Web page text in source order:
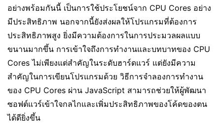
อย่างพร้อมกันนี้ เป็นการใช้ประโยชน์จาก CPU Cores อย่าง
มีประสิทธิภาพ นอกจากนี้ยังส่งผลให้โปรแกรมที่ต้องการ
ประสิทธิภาพสูง ยิ่งมีความต้องการในการประมวลผลแบบ
ขนานมากขึ้น การเข้าใจถึงการทำงานและบทบาทของ CPU
Cores ไม่เพียงแต่สำคัญในระดับฮาร์ดแวร์ แต่ยังมีความ
สำคัญในการเขียนโปรแกรมด้วย วิธีการจำลองการทำงาน
ของ CPU Cores ผ่าน JavaScript สามารถช่วยให้ผู้พัฒนา
ซอฟต์แวร์เข้าใจกลไกและเพิ่มประสิทธิภาพของโค้ดของตน
ได้ดียิ่งขึ้น